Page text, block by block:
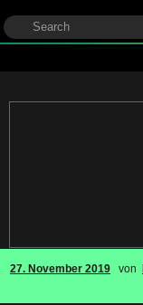
27. November 2019 von